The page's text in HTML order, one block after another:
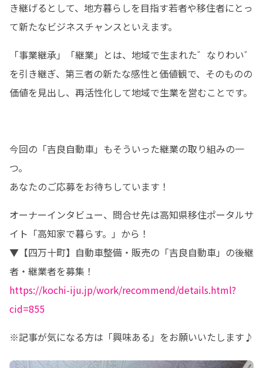
き継げるとして、地方暮らしを目指す若者や移住者にとっ
て新たなビジネスチャンスといえます。
「事業継承」「継業」とは、地域で生まれた゛なりわい゛
を引き継ぎ、第三者の新たな感性と価値観で、そのものの
価値を見出し、再活性化して地域で生業を営むことです。
今回の「吉良自動車」もそういった継業の取り組みの一
つ。
あなたのご応募をお待ちしています！
オーナーインタビュー、問合せ先は高知県移住ポータルサ
イト「高知家で暮らす。」から！
▼【四万十町】自動車整備・販売の「吉良自動車」の後継
https://kochi-iju.jp/work/recommend/details.html?
cid=855
※記事が気になる方は「興味ある」をお願いいたします♪